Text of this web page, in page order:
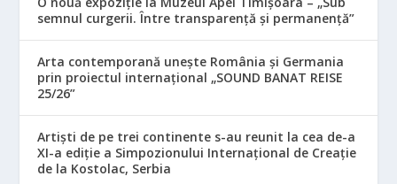
semnul curgerii. Între transparență și permanență”
Arta contemporană unește România și Germania
prin proiectul internațional „SOUND BANAT REISE
25/26”
Artiști de pe trei continente s-au reunit la cea de-a
XI-a ediție a Simpozionului Internațional de Creație
de la Kostolac, Serbia